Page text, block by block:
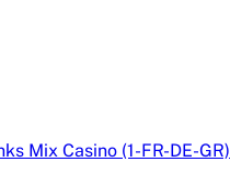
Mix Casino (1-FR-DE-GR)